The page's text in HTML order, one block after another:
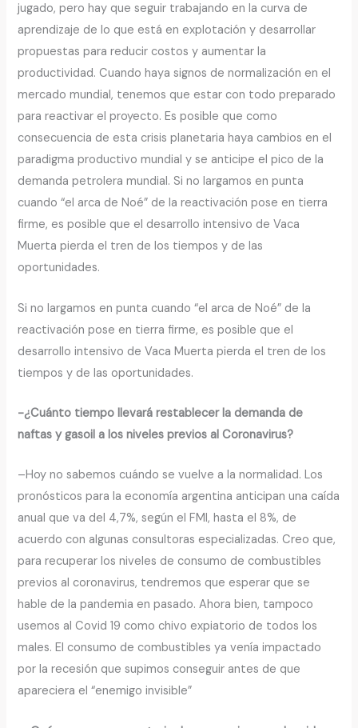
jugado, pero hay que seguir trabajando en la curva de
aprendizaje de lo que está en explotación y desarrollar
propuestas para reducir costos y aumentar la
productividad. Cuando haya signos de normalización en el
mercado mundial, tenemos que estar con todo preparado
para reactivar el proyecto. Es posible que como
consecuencia de esta crisis planetaria haya cambios en el
paradigma productivo mundial y se anticipe el pico de la
demanda petrolera mundial. Si no largamos en punta
cuando “el arca de Noé” de la reactivación pose en tierra
firme, es posible que el desarrollo intensivo de Vaca
Muerta pierda el tren de los tiempos y de las
oportunidades.
Si no largamos en punta cuando “el arca de Noé” de la
reactivación pose en tierra firme, es posible que el
desarrollo intensivo de Vaca Muerta pierda el tren de los
tiempos y de las oportunidades.
-¿Cuánto tiempo llevará restablecer la demanda de
naftas y gasoil a los niveles previos al Coronavirus?
–Hoy no sabemos cuándo se vuelve a la normalidad. Los
pronósticos para la economía argentina anticipan una caída
anual que va del 4,7%, según el FMI, hasta el 8%, de
acuerdo con algunas consultoras especializadas. Creo que,
para recuperar los niveles de consumo de combustibles
previos al coronavirus, tendremos que esperar que se
hable de la pandemia en pasado. Ahora bien, tampoco
usemos al Covid 19 como chivo expiatorio de todos los
males. El consumo de combustibles ya venía impactado
por la recesión que supimos conseguir antes de que
apareciera el “enemigo invisible”